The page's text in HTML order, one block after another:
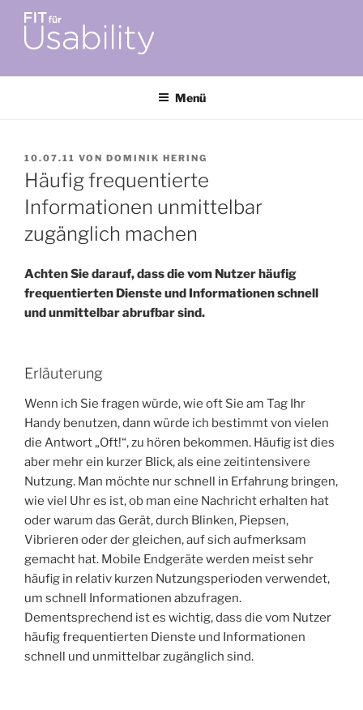
Zum
Inhalt
springen
FIT FÜR USABILITY
Menü
VERÖFFENTLICHT
AM
10.07.11 VON DOMINIK HERING
Häufig frequentierte
Informationen unmittelbar
zugänglich machen
Achten Sie darauf, dass die vom Nutzer häufig
frequentierten Dienste und Informationen schnell
und unmittelbar abrufbar sind.
Erläuterung
Wenn ich Sie fragen würde, wie oft Sie am Tag Ihr
Handy benutzen, dann würde ich bestimmt von vielen
die Antwort „Oft!“, zu hören bekommen. Häufig ist dies
aber mehr ein kurzer Blick, als eine zeitintensivere
Nutzung. Man möchte nur schnell in Erfahrung bringen,
wie viel Uhr es ist, ob man eine Nachricht erhalten hat
oder warum das Gerät, durch Blinken, Piepsen,
Vibrieren oder der gleichen, auf sich aufmerksam
gemacht hat. Mobile Endgeräte werden meist sehr
häufig in relativ kurzen Nutzungsperioden verwendet,
um schnell Informationen abzufragen.
Dementsprechend ist es wichtig, dass die vom Nutzer
häufig frequentierten Dienste und Informationen
schnell und unmittelbar zugänglich sind.